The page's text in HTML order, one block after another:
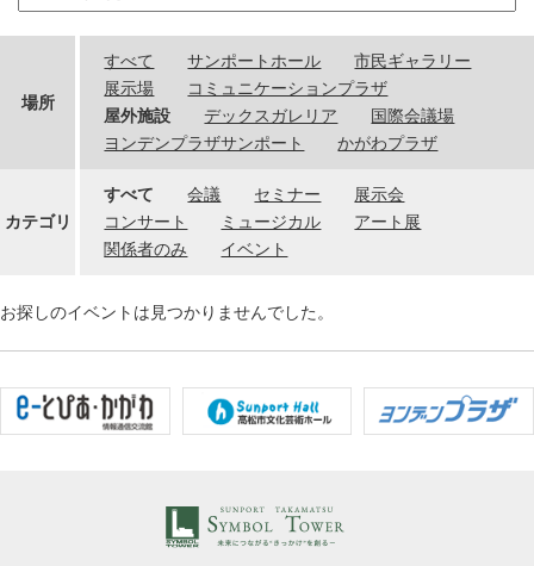
場所
すべて サンポートホール
市民ギャラリー
展示場
コミュニケーションプラザ
屋外施設
デックスガレリア
国際会議場
ヨンデンプラザサンポート
かがわプラザ
カテゴリ
すべて 会議 セミナー
展示会
コンサート
ミュージカル
アート展
関係者のみ
イベント
お探しのイベントは見つかりませんでした。